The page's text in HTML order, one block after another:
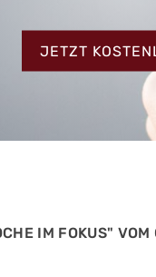
JETZT
MEHR
ZUM
MEHR
IM FOKUS"